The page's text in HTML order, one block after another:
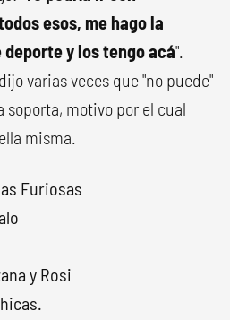
esos, me hago la
y los tengo acá".
varias veces que "no puede"
soporta, motivo por el cual
misma.
Furiosas
y Rosi